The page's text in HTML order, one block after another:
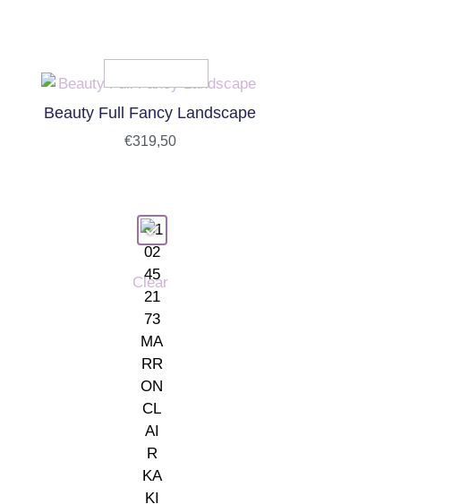
Beauty Full Fancy Landscape
€319,50
Clear